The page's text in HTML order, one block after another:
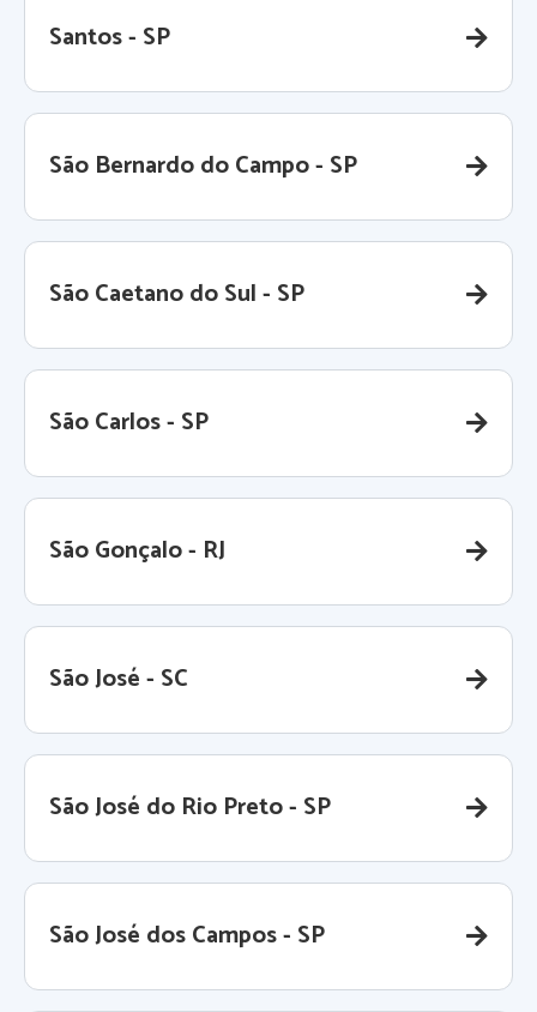
Santos - SP
São Bernardo do Campo - SP
São Caetano do Sul - SP
São Carlos - SP
São Gonçalo - RJ
São José - SC
São José do Rio Preto - SP
São José dos Campos - SP